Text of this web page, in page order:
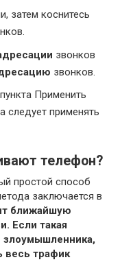
затем коснитесь
звонков
звонков.
Применить
следует применять
телефон?
простой способ
заключается в
ближайшую
Если такая
злоумышленника,
весь трафик